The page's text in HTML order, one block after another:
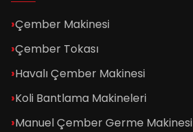
Çember Makinesi
Çember Tokası
Havalı Çember Makinesi
Koli Bantlama Makineleri
Manuel Çember Germe Makinesi